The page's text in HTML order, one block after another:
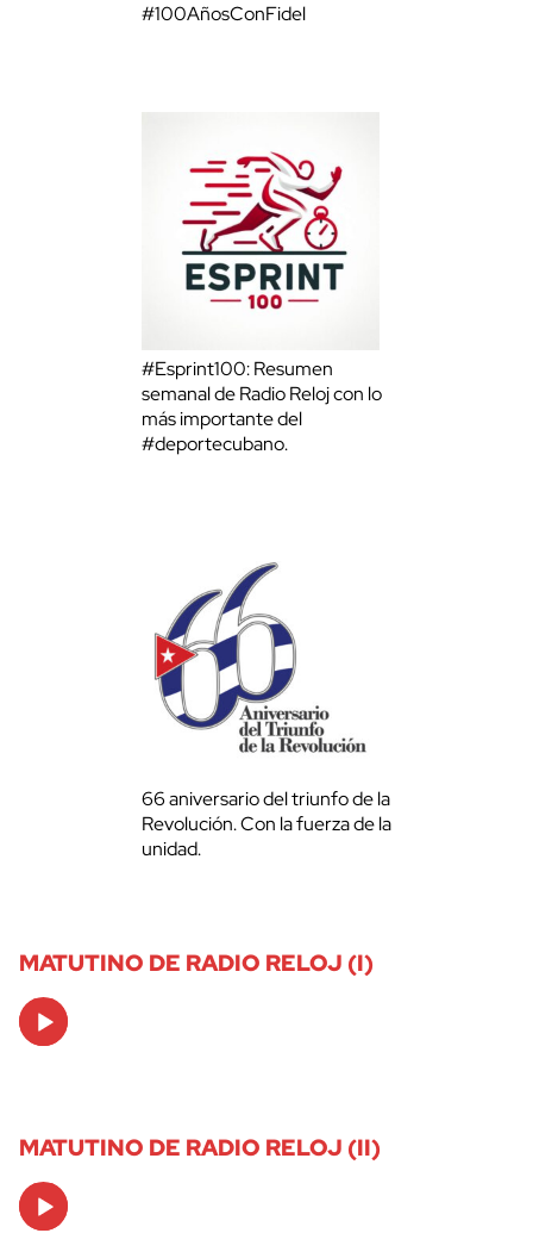
#100AñosConFidel
#Esprint100: Resumen
semanal de Radio Reloj con lo
más importante del
#deportecubano.
66 aniversario del triunfo de la
Revolución. Con la fuerza de la
unidad.
MATUTINO DE RADIO RELOJ (I)
Audio
Player
MATUTINO DE RADIO RELOJ (II)
Audio
Player